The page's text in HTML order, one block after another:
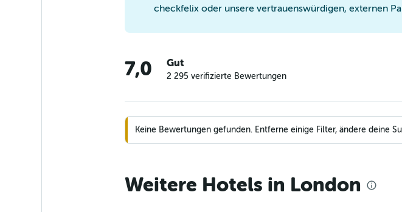
checkfelix oder unsere vertrauenswürdigen, externen
7,0 Gut
2 295 verifizierte Bewertungen
Keine Bewertungen gefunden. Entferne einige Filter, ändere deine
Weitere Hotels in London